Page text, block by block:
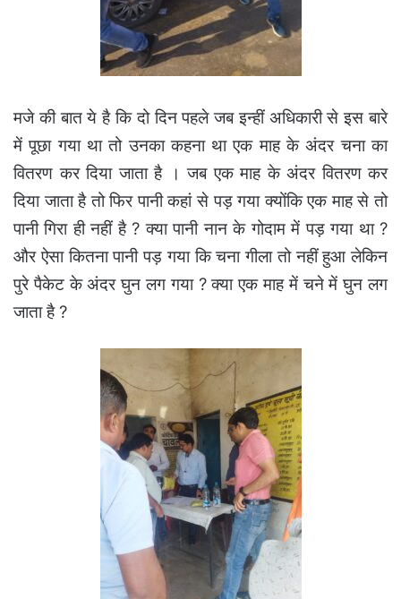
मजे की बात ये है कि दो दिन पहले जब इन्हीं अधिकारी से इस बारे
में पूछा गया था तो उनका कहना था एक माह के अंदर चना का
वितरण कर दिया जाता है । जब एक माह के अंदर वितरण कर
दिया जाता है तो फिर पानी कहां से पड़ गया क्योंकि एक माह से तो
पानी गिरा ही नहीं है ?क्या पानी नान के गोदाम में पड़ गया था ?
और ऐसा कितना पानी पड़ गया कि चना गीला तो नहीं हुआ लेकिन
पुरे पैकेट के अंदर घुन लग गया ? क्या एक माह में चने में घुन लग
जाता है ?